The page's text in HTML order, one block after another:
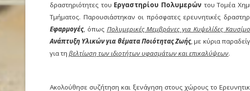
δραστηριότητες του Εργαστηρίου Πολυμερών του Τομέα
Τμήματος. Παρουσιάστηκαν οι πρόσφατες ερευνητικές
Εφαρμογές, όπως Πολυμερικές Μεμβράνες για Κυψελίδες
Ανάπτυξη Υλικών για θέματα Ποιότητας Ζωής, με κύρια
για τη βελτίωση των ιδιοτήτων υφασμάτων και επικαλύψεων.
Ακολούθησε συζήτηση και ξενάγηση στους χώρους το